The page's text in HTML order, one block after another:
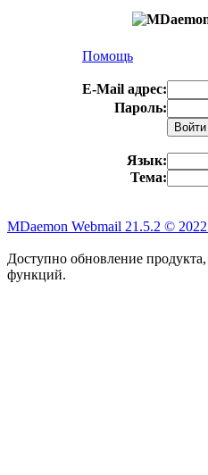
Помощь
E-Mail адрес:
Пароль:
Язык:
Тема:
MDaemon Webmail 21.5.2 ©
Доступно обновление
функций.